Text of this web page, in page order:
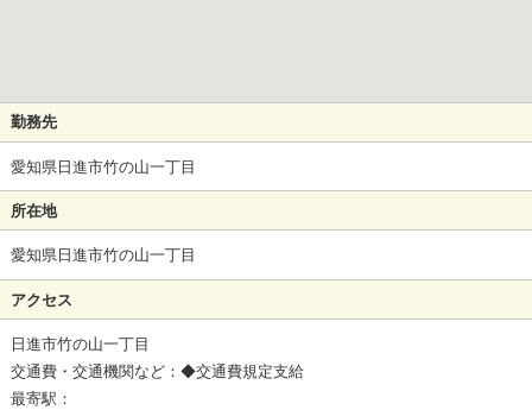
勤務先
愛知県日進市竹の山一丁目
所在地
愛知県日進市竹の山一丁目
アクセス
日進市竹の山一丁目
交通費・交通機関など：◆交通費規定支給
最寄駅：